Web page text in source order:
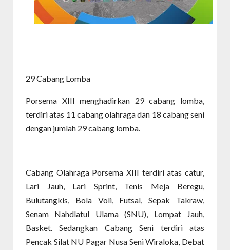
29 Cabang Lomba
Porsema XIII menghadirkan 29 cabang lomba,
terdiri atas 11 cabang olahraga dan 18 cabang seni
dengan jumlah 29 cabang lomba.
Cabang Olahraga Porsema XIII terdiri atas catur,
Lari Jauh, Lari Sprint, Tenis Meja Beregu,
Bulutangkis, Bola Voli, Futsal, Sepak Takraw,
Senam Nahdlatul Ulama (SNU), Lompat Jauh,
Basket. Sedangkan Cabang Seni terdiri atas
Pencak Silat NU Pagar Nusa Seni Wiraloka, Debat